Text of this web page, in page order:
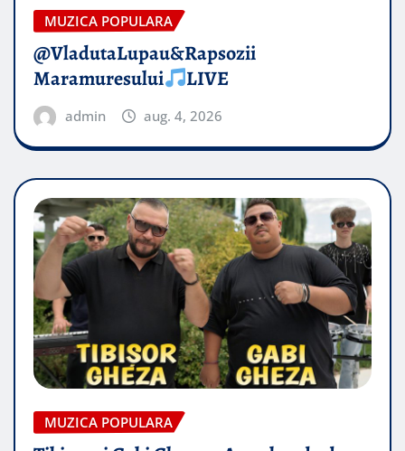
MUZICA POPULARA
@VladutaLupau&Rapsozii
Maramuresului
LIVE
admin aug. 4, 2026
MUZICA POPULARA